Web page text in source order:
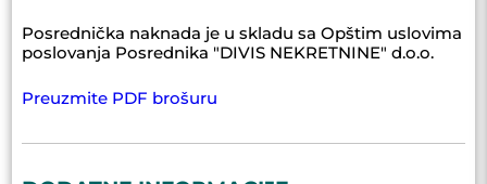
Posrednička naknada je u skladu sa Opštim uslovima
poslovanja Posrednika "DIVIS NEKRETNINE" d.o.o.
Preuzmite PDF brošuru